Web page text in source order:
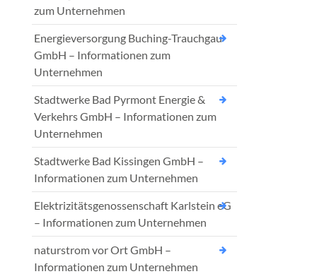
zum Unternehmen
Energieversorgung Buching-Trauchgau
GmbH – Informationen zum
Unternehmen
Stadtwerke Bad Pyrmont Energie &
Verkehrs GmbH – Informationen zum
Unternehmen
Stadtwerke Bad Kissingen GmbH –
Informationen zum Unternehmen
Elektrizitätsgenossenschaft Karlstein eG
– Informationen zum Unternehmen
naturstrom vor Ort GmbH –
Informationen zum Unternehmen